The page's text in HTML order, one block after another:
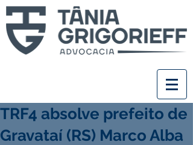
TRF4 absolve prefeito de
Gravataí (RS) Marco Alba